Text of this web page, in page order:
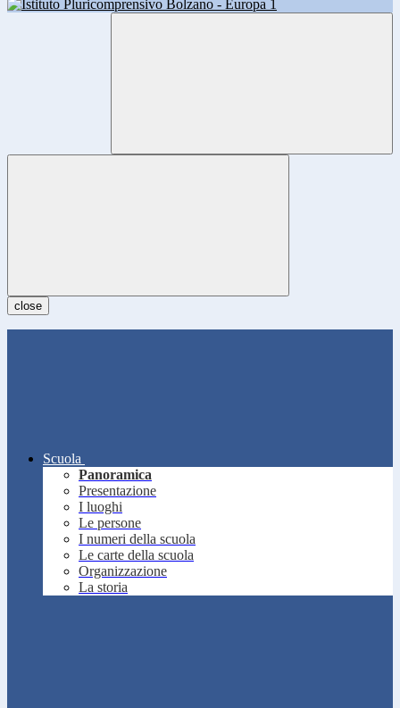
close
Scuola
Panoramica
Presentazione
I luoghi
Le persone
I numeri della scuola
Le carte della scuola
Organizzazione
La storia